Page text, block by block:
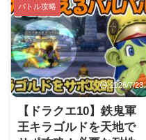
バトル攻略
2026/7/23
【ドラクエ10】鉄鬼軍
王キラゴルドを天地で